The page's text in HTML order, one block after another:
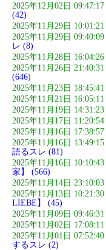
2025年12月02日 09:47:17
(42)
2025年11月29日 10:01:21
2025年11月29日 09:40:09
レ (8)
2025年11月28日 16:04:26
2025年11月26日 21:40:31
(646)
2025年11月23日 18:45:41
2025年11月21日 16:05:11
2025年11月19日 14:31:23
2025年11月17日 11:20:54
2025年11月16日 17:38:57
2025年11月16日 13:49:15
語るスレ (81)
2025年11月16日 10:10:43
家】 (566)
2025年11月14日 23:10:03
2025年11月13日 10:21:30
LIEBE】 (45)
2025年11月09日 09:46:31
2025年11月02日 17:08:11
2025年11月01日 07:52:40
するスレ (2)